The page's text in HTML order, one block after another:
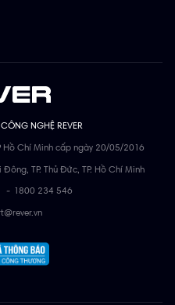
NGHỆ REVER
Hồ Chí Minh cấp ngày 20/05/2016
TP. Thủ Đức, TP. Hồ Chí Minh
- 1800 234 546